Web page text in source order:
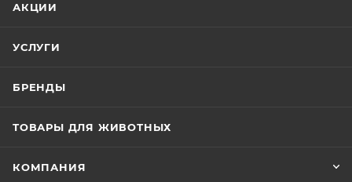
АКЦИИ
УСЛУГИ
БРЕНДЫ
ТОВАРЫ ДЛЯ ЖИВОТНЫХ
КОМПАНИЯ